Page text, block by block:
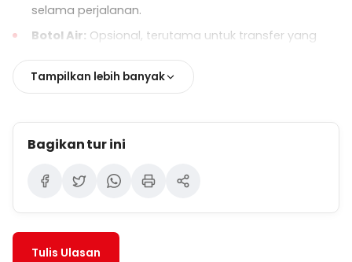
selama perjalanan.
Botol Air: Opsional, terutama untuk transfer yang
Opsional:Camilan untuk anak-anak atau
penumpang jika diperlukan.
Tampilkan lebih banyak
Bagikan tur ini
Tulis Ulasan